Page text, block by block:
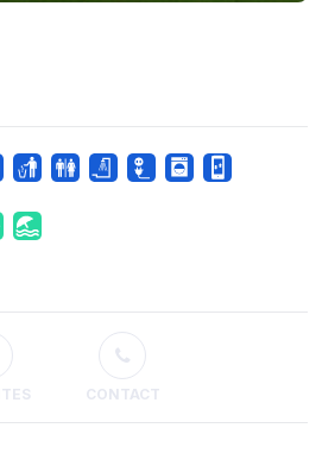
CONTACT